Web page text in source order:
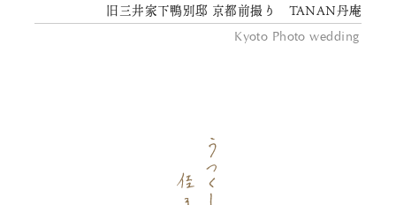
旧三井家下鴨別邸 京都前撮り TANAN丹庵
Kyoto Photo wedding